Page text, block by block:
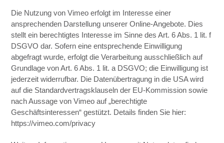
Die Nutzung von Vimeo erfolgt im Interesse einer
ansprechenden Darstellung unserer Online-Angebote. Dies
stellt ein berechtigtes Interesse im Sinne des Art. 6 Abs. 1 lit. f
DSGVO dar. Sofern eine entsprechende Einwilligung
abgefragt wurde, erfolgt die Verarbeitung ausschließlich auf
Grundlage von Art. 6 Abs. 1 lit. a DSGVO; die Einwilligung ist
jederzeit widerrufbar. Die Datenübertragung in die USA wird
auf die Standardvertragsklauseln der EU-Kommission sowie
nach Aussage von Vimeo auf „berechtigte
Geschäftsinteressen“ gestützt. Details finden Sie hier:
https://vimeo.com/privacy